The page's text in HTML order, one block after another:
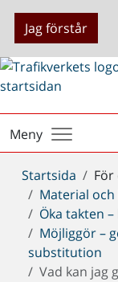
Jag förstår
Meny
Du
är
här:
Startsida
Material
Öka takten
Möjliggör –
substitution
Vad kan jag